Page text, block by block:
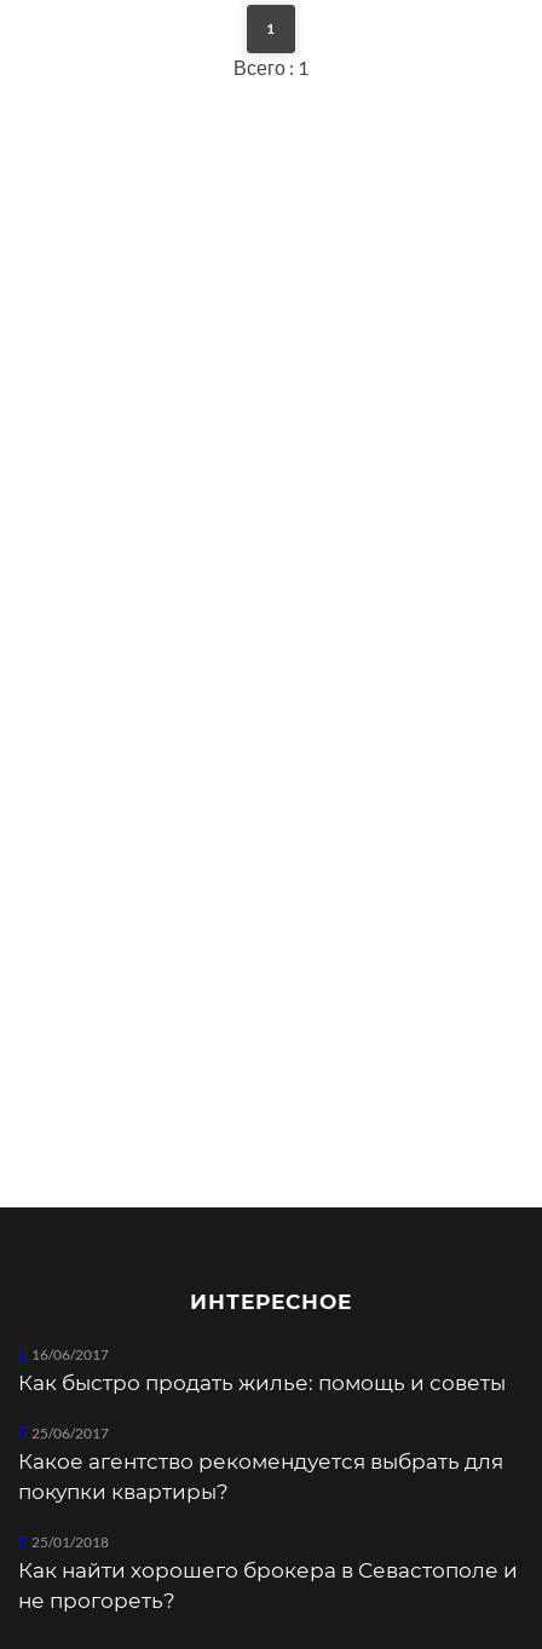
1
Всего : 1
ИНТЕРЕСНОЕ
16/06/2017
Как быстро продать жилье: помощь и советы
25/06/2017
Какое агентство рекомендуется выбрать для
покупки квартиры?
25/01/2018
Как найти хорошего брокера в Севастополе и
не прогореть?